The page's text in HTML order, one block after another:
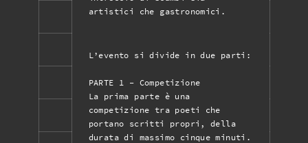
artistici che gastronomici.
L’evento si divide in due parti:
PARTE 1 - Competizione
La prima parte è una
competizione tra poeti che
portano scritti propri, della
durata di massimo cinque minuti.